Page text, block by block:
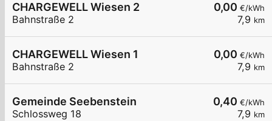
0,00 €/kWh
7,9 km
CHARGEWELL Wiesen 2
Bahnstraße 2
0,00 €/kWh
7,9 km
CHARGEWELL Wiesen 1
Bahnstraße 2
0,40 €/kWh
7,9 km
Gemeinde Seebenstein
Schlossweg 18